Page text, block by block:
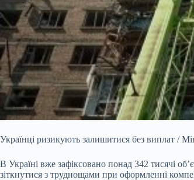
Українці ризикують залишитися без виплат /
В Україні вже зафіксовано понад 342 тисячі
зіткнутися з труднощами при оформленні